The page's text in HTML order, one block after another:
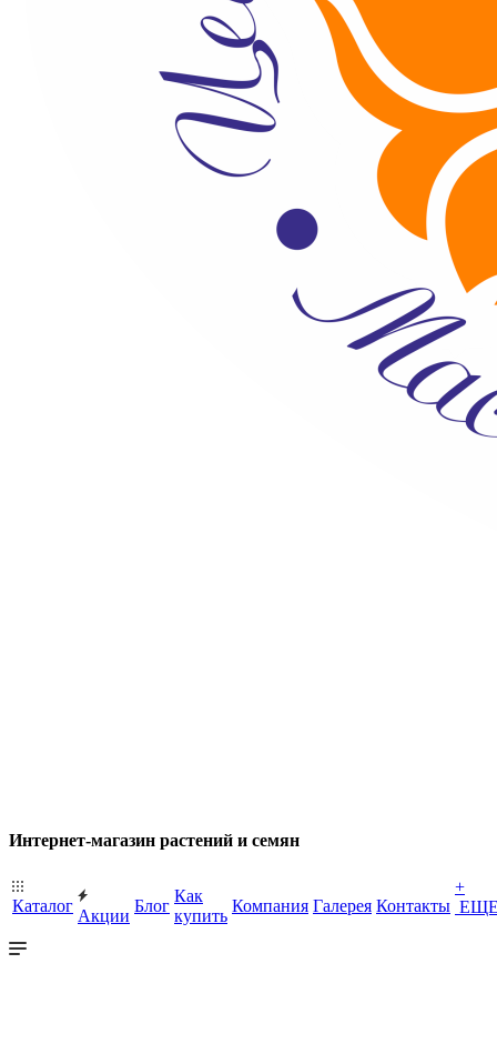
Интернет-магазин растений и семян
Каталог
Акции
Блог
Как
купить
Компания Галерея Контакты
+